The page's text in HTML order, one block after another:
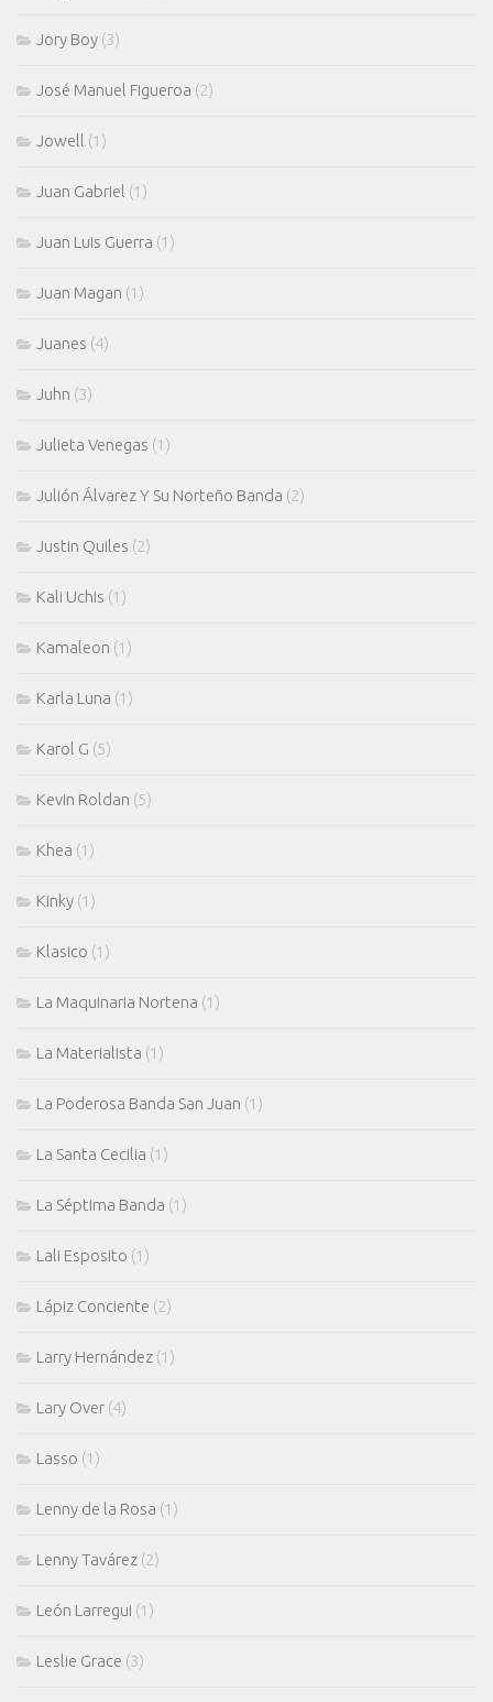
Jory Boy (3)
José Manuel Figueroa (2)
Jowell (1)
Juan Gabriel (1)
Juan Luis Guerra (1)
Juan Magan (1)
Juanes (4)
Juhn (3)
Julieta Venegas (1)
Julión Álvarez Y Su Norteño Banda (2)
Justin Quiles (2)
Kali Uchis (1)
Kamaleon (1)
Karla Luna (1)
Karol G (5)
Kevin Roldan (5)
Khea (1)
Kinky (1)
Klasico (1)
La Maquinaria Nortena (1)
La Materialista (1)
La Poderosa Banda San Juan (1)
La Santa Cecilia (1)
La Séptima Banda (1)
Lali Esposito (1)
Lápiz Conciente (2)
Larry Hernández (1)
Lary Over (4)
Lasso (1)
Lenny de la Rosa (1)
Lenny Tavárez (2)
León Larregui (1)
Leslie Grace (3)